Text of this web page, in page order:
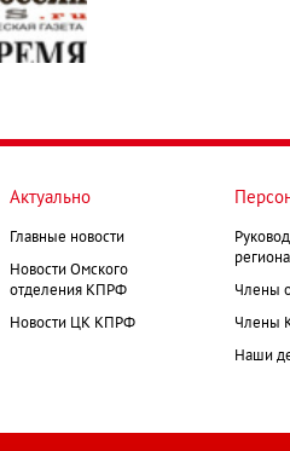
Актуально
Главные новости
Новости Омского
отделения КПРФ
Новости ЦК КПРФ
Члены
Члены
Наши